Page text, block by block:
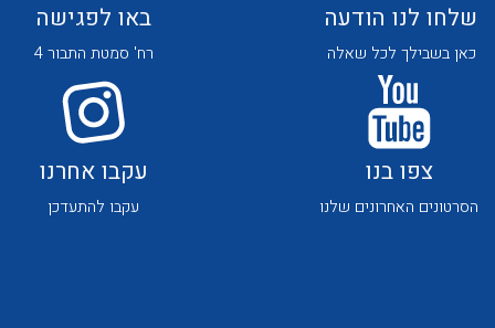
לכל מוצרי היצרן לכל מוצרי היצרן
שלחו לנו הודעה
כאן בשבילך לכל שאלה
באו לפגישה
רח' סמטת התבור 4
צפו בנו
הסרטונים האחרונים שלנו
עקבו אחרנו
עקבו להתעדכן